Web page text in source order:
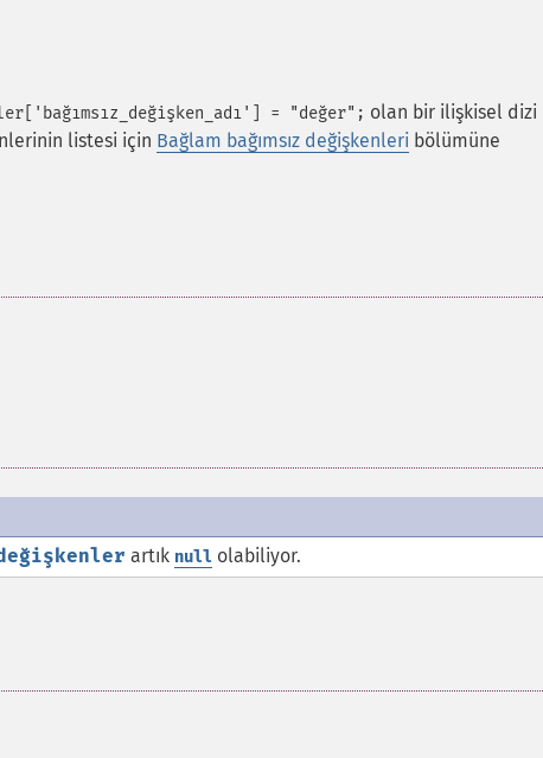
= "değer"; olan bir ilişkisel dizi
listesi için Bağlam bağımsız değişkenleri bölümüne
artık null olabiliyor.